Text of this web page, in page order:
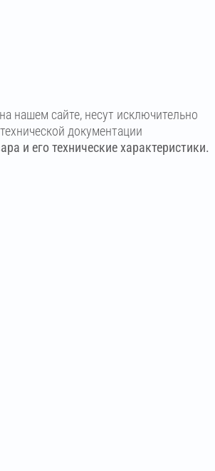
нашем сайте, несут исключительно
документации
и его технические характеристики.